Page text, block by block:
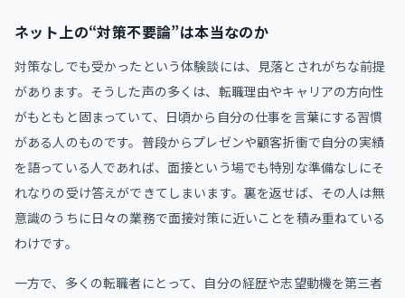
ネット上の“対策不要論”は本当なのか
対策なしでも受かったという体験談には、見落とされがちな前提
があります。そうした声の多くは、転職理由やキャリアの方向性
がもともと固まっていて、日頃から自分の仕事を言葉にする習慣
がある人のものです。普段からプレゼンや顧客折衝で自分の実績
を語っている人であれば、面接という場でも特別な準備なしにそ
れなりの受け答えができてしまいます。裏を返せば、その人は無
意識のうちに日々の業務で面接対策に近いことを積み重ねている
わけです。
一方で、多くの転職者にとって、自分の経歴や志望動機を第三者